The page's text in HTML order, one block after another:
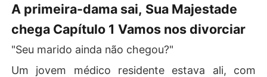
ncesa perdida.
um companheiro real escolhido a dedo estavam ao seu
lado.
A primeira-dama sai, Sua Majestade
chega Capítulo 1 Vamos nos divorciar
"Seu marido ainda não chegou?"
Um jovem médico residente estava ali, com